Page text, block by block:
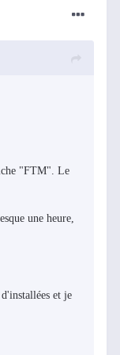
"FTM". Le
une heure,
et je